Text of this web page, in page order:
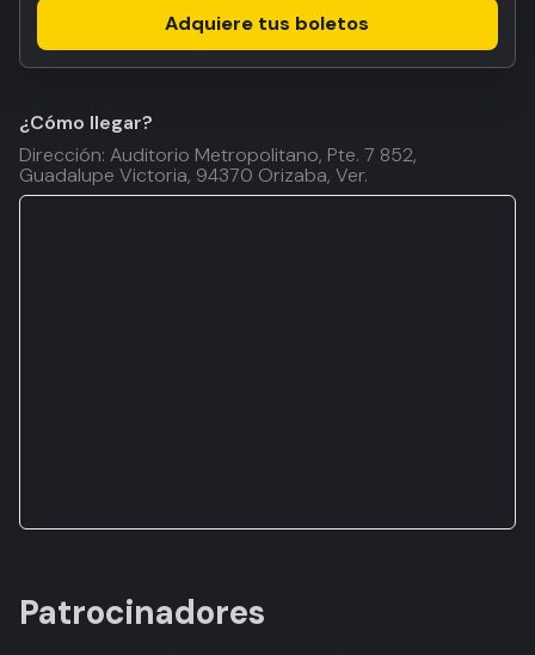
Adquiere tus boletos
¿Cómo llegar?
Dirección: Auditorio Metropolitano, Pte. 7 852,
Guadalupe Victoria, 94370 Orizaba, Ver.
Patrocinadores